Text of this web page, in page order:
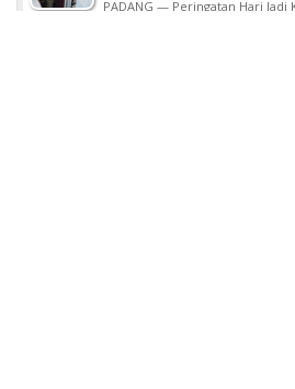
PADANG — Peringatan Hari Jadi